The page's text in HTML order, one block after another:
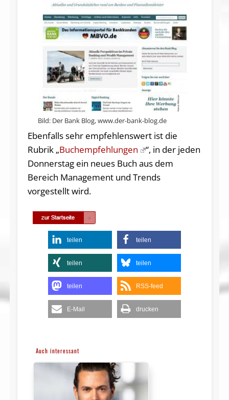
Bild: Der Bank Blog, www.der-bank-blog.de
Ebenfalls sehr empfehlenswert ist die
Rubrik „Buchempfehlungen
“, in der jeden
Donnerstag ein neues Buch aus dem
Bereich Management und Trends
vorgestellt wird.
teilen teilen
teilen teilen
teilen RSS-feed
E-Mail drucken
Auch interessant